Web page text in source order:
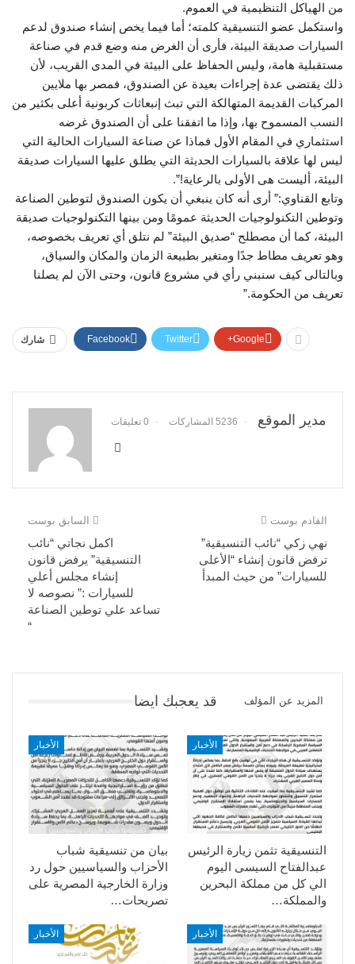
من الهياكل التنظيمية في العموم.
واستكمل عضو التنسيقية كلمته؛ أما فيما يخص إنشاء صندوق لدعم
السيارات صديقة البيئة، فأرى أن الغرض منه وضع قدم في صناعة
مستقبلية هامة، وليس الحفاظ على البيئة في المدى القريب، لأن
ذلك يقتضى عدة إجراءات بعيدة عن الصندوق، فمصر بها ملايين
المركبات القديمة المتهالكة التي تبث إنبعاثات كربونية أعلى بكثير من
النسب المسموح بها، وإذا ما اتفقنا على أن الصندوق غرضه
استثماري في المقام الأول فماذا عن صناعة السيارات الحالية التي
ليس لها علاقة بالسيارات الحديثة التي يطلق عليها السيارات صديقة
البيئة، أليست هى الأولى بالرعاية!”.
وتابع القناوي:” أرى أنه كان ينبغي أن يكون الصندوق لتوطين الصناعة
وتوطين التكنولوجيات الحديثة عمومًا ومن بينها التكنولوجيات صديقة
البيئة، كما أن مصطلح “صديق البيئة” لم نتلق أي تعريف بخصوصه،
وهو تعريف مطاط جدًا ومتغير بطبيعة الزمان والمكان والسياق،
وبالتالى كيف سنبني رأي في مشروع قانون، وحتى الآن لم يصلنا
تعريف من الحكومة.”
شارك Facebook Twitter Google+
مدير الموقع 5236 المشاركات 0 تعليقات
السابق بوست
اكمل نجاتي “نائب
التنسيقية” يرفض قانون
إنشاء مجلس أعلي
للسيارات :” نصوصه لا
تساعد علي توطين الصناعة
“
القادم بوست
نهي زكي “نائب التنسيقية”
ترفض قانون إنشاء “الأعلى
للسيارات” من حيث المبدأ
قد يعجبك ايضا المزيد عن المؤلف
الأخبار
بيان من تنسيقية شباب
الأحزاب والسياسيين حول رد
وزارة الخارجية المصرية على
تصريحات…
الأخبار
التنسيقية تثمن زيارة الرئيس
عبدالفتاح السيسى اليوم
الي كل من مملكة البحرين
والمملكة…
الأخبار الأخبار